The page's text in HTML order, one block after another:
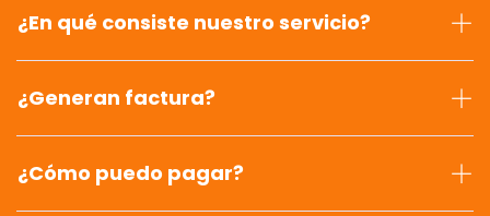
¿En qué consiste nuestro servicio?
¿Generan factura?
¿Cómo puedo pagar?